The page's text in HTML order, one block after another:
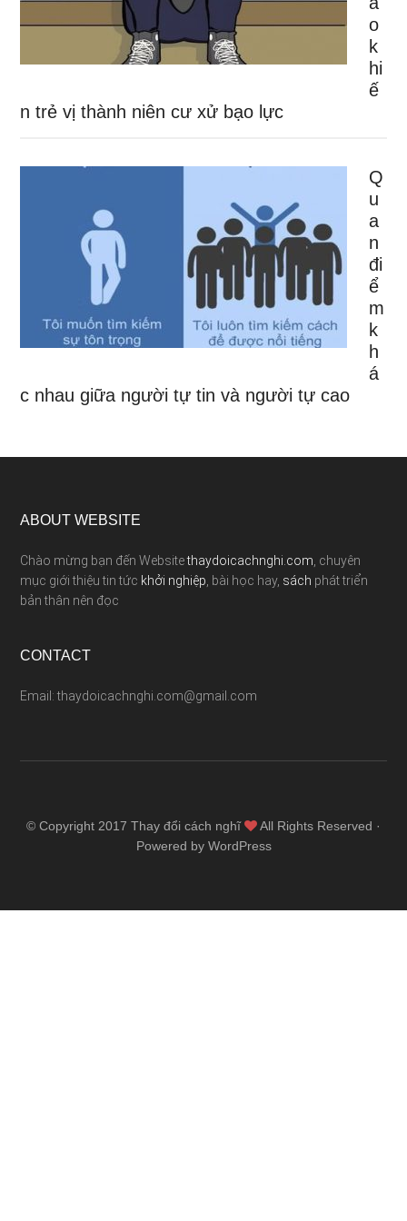
o
k
hi
ế
n trẻ vị thành niên cư xử bạo lực
Q
u
a
n
đi
ể
m
k
h
á
c nhau giữa người tự tin và người tự cao
ABOUT WEBSITE
Chào mừng bạn đến Websitethaydoicachnghi.com , chuyên
mục giới thiệu tin tức khởi nghiệp , bài học hay, sách phát triển
bản thân nên đọc
CONTACT
Email: thaydoicachnghi.com@gmail.com
© Copyright 2017 Thay đổi cách nghĩ
All Rights Reserved ·
Powered by WordPress